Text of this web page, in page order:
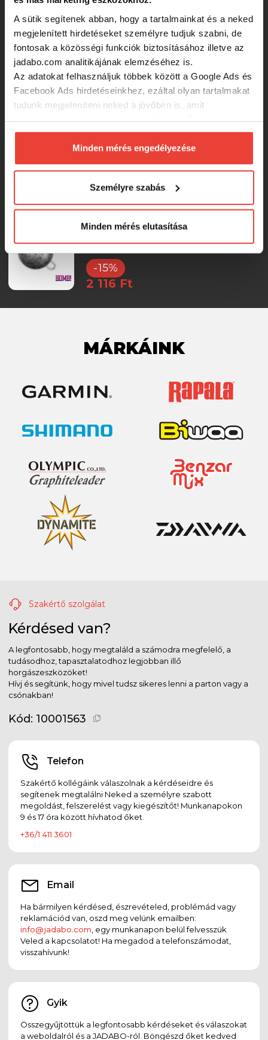
A sütik segítenek abban, hogy a tartalmainkat és a neked
megjelenített hirdetéseket személyre tudjuk szabni, de
fontosak a közösségi funkciók biztosításához illetve az
jadabo.com analitikájának elemzéséhez is.
Az adatokat felhasználjuk többek között a Google Ads és
Facebook Ads hirdetéseinkhez, ezáltal olyan tartalmakat
tudunk megjeleníteni neked a jövőben is, amit
biztosításához arra kérünk, hogy engedd meg
számunkra minden mérés használatát.
Természetesensoha semmilyen formában nem fogunk
megváltoztathatod a döntésed ezzel kapcsolatban.
Előre is köszönjük!
Minden mérés engedélyezése
Személyre szabás
Minden mérés elutasítása
1 390 Ft
Jig Fej Ólom Decoy Sv-46 Slidin Head
5.0g
1 390 Ft
Jig Fej Ólom Decoy Sv-46 Slidin Head
1 390 Ft
Delphin BOMB! Cseburaska / 5db
(35g)
-15%
2 116 Ft
MÁRKÁINK
Szakértő szolgálat
Kérdésed van?
A legfontosabb, hogy megtaláld a számodra megfelelő, a
tudásodhoz, tapasztalatodhoz legjobban illő
horgászeszközöket!
Hívj és segítünk, hogy mivel tudsz sikeres lenni a parton vagy a
csónakban!
Kód: 10001563
Telefon
Szakértő kollégáink válaszolnak a kérdéseidre és
segítenek megtalálni Neked a személyre szabott
megoldást, felszerelést vagy kiegészítőt! Munkanapokon
9 és 17 óra között hívhatod őket.
+36/1 411 3601
Email
Ha bármilyen kérdésed, észrevételed, problémád vagy
reklamációd van, oszd meg velünk emailben:
info@jadabo.com , egy munkanapon belül felvesszük
Veled a kapcsolatot! Ha megadod a telefonszámodat,
visszahívunk!
Gyik
Összegyűjtöttük a legfontosabb kérdéseket és válaszokat
a weboldalról és a JADABO-ról. Böngészd őket kedved